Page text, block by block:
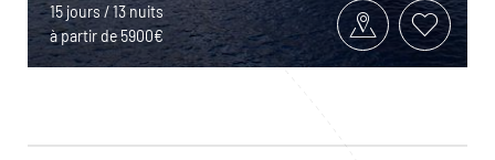
15 jours / 13 nuits
à partir de 5900€